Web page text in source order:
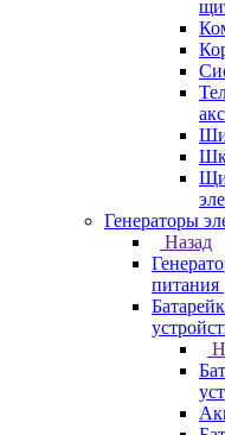
Генераторы
Назад
питания